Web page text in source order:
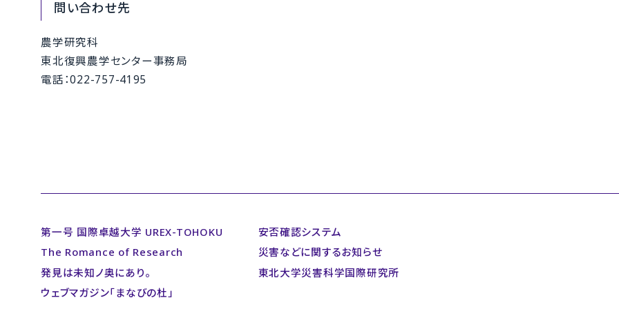
問い合わせ先
農学研究科
東北復興農学センター事務局
電話：022-757-4195
第一号 国際卓越大学 UREX-TOHOKU
The Romance of Research
発見は未知ノ奥にあり。
ウェブマガジン「まなびの杜」
安否確認システム
災害などに関するお知らせ
東北大学災害科学国際研究所